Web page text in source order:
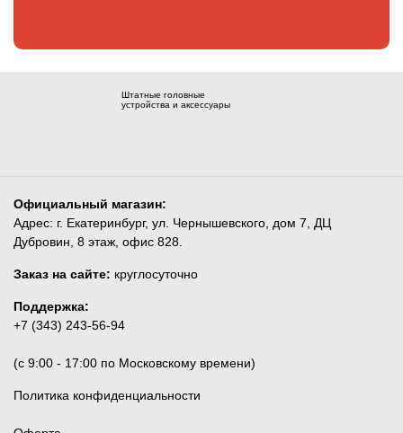
Штатные головные
устройства и аксессуары
Официальный магазин:
Адрес: г. Екатеринбург, ул. Чернышевского, дом 7, ДЦ
Дубровин, 8 этаж, офис 828.
Заказ на сайте: круглосуточно
Поддержка:
+7 (343) 243-56-94
(c 9:00 - 17:00 по Московскому времени)
Политика конфиденциальности